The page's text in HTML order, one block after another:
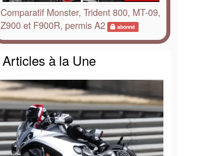
Comparatif Monster, Trident 800, MT-09,
Z900 et F900R, permis A2
abonné
Articles à la Une